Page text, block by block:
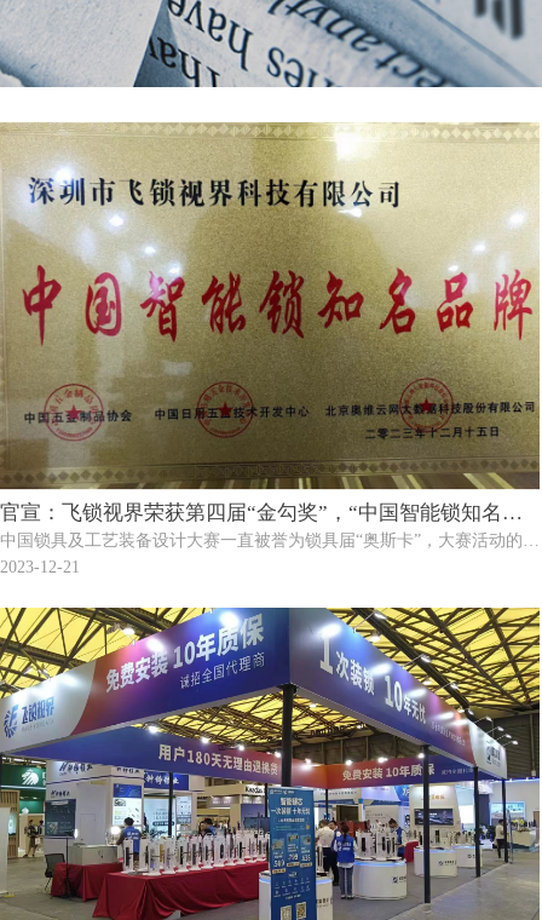
官宣：飞锁视界荣获第四届“金勾奖”，“中国智能锁知名品
牌”！
中国锁具及工艺装备设计大赛一直被誉为锁具届“奥斯卡”，大赛活动的权
威性，广泛性，长久性与规范性运作，保证了“金勾奖”成为在中国锁具业
2023-12-21